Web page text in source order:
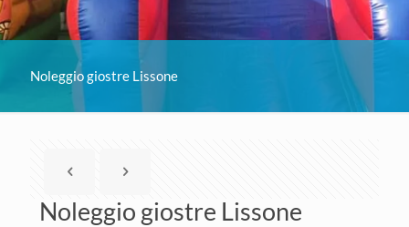
Noleggio giostre Lissone
Noleggio giostre Lissone